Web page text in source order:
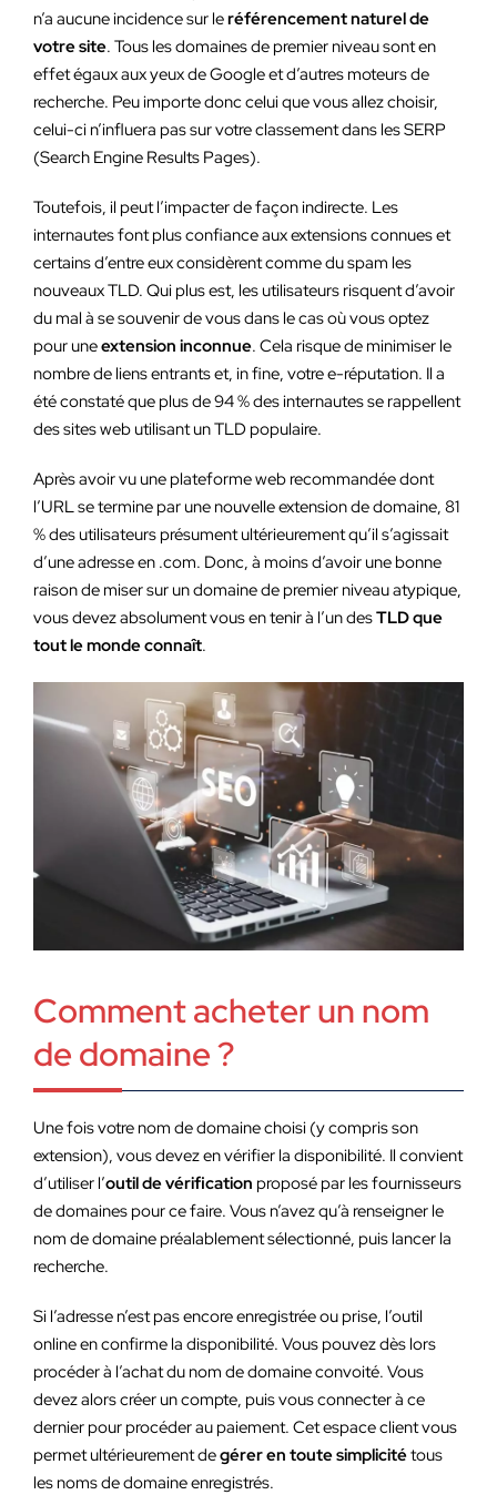
n’a aucune incidence sur leréférencement naturel de
votre site. Tous les domaines de premier niveau sont en
effet égaux aux yeux de Google et d’autres moteurs de
recherche. Peu importe donc celui que vous allez choisir,
celui-ci n’influera pas sur votre classement dans les SERP
(Search Engine Results Pages).
Toutefois, il peut l’impacter de façon indirecte. Les
internautes font plus confiance aux extensions connues et
certains d’entre eux considèrent comme du spam les
nouveaux TLD. Qui plus est, les utilisateurs risquent d’avoir
du mal à se souvenir de vous dans le cas où vous optez
pour uneextension inconnue. Cela risque de minimiser le
nombre de liens entrants et, in fine, votre e-réputation. Il a
été constaté que plus de 94 % des internautes se rappellent
des sites web utilisant un TLD populaire.
Après avoir vu une plateforme web recommandée dont
l’URL se termine par une nouvelle extension de domaine, 81
% des utilisateurs présument ultérieurement qu’il s’agissait
d’une adresse en .com. Donc, à moins d’avoir une bonne
raison de miser sur un domaine de premier niveau atypique,
vous devez absolument vous en tenir à l’un desTLD que
tout le monde connaît.
Comment acheter un nom
de domaine ?
Une fois votre nom de domaine choisi (y compris son
extension), vous devez en vérifier la disponibilité. Il convient
d’utiliser l’outil de vérification proposé par les fournisseurs
de domaines pour ce faire. Vous n’avez qu’à renseigner le
nom de domaine préalablement sélectionné, puis lancer la
recherche.
Si l’adresse n’est pas encore enregistrée ou prise, l’outil
online en confirme la disponibilité. Vous pouvez dès lors
procéder à l’achat du nom de domaine convoité. Vous
devez alors créer un compte, puis vous connecter à ce
dernier pour procéder au paiement. Cet espace client vous
permet ultérieurement degérer en toute simplicitétous
les noms de domaine enregistrés.